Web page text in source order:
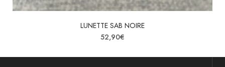
LUNETTE SAB NOIRE
52,90€